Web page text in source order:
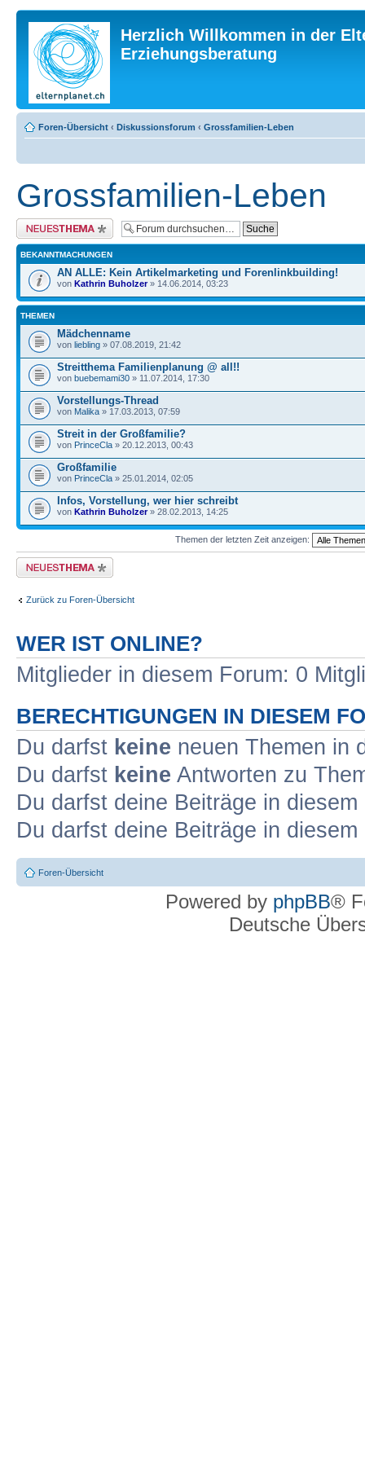
Herzlich Willkommen in der
Erziehungsberatung
Foren-Übersicht ‹ Diskussionsforum ‹ Grossfamilien-Leben
Grossfamilien-Leben
Neues Thema erstellen
BEKANNTMACHUNGEN
AN ALLE: Kein Artikelmarketing und Forenlinkbuilding!
von Kathrin Buholzer» 14.06.2014, 03:23
THEMEN
Mädchenname
von liebling » 07.08.2019, 21:42
Streitthema Familienplanung @ all!!
von buebemami30 » 11.07.2014, 17:30
Vorstellungs-Thread
von Malika » 17.03.2013, 07:59
Streit in der Großfamilie?
von PrinceCla » 20.12.2013, 00:43
Großfamilie
von PrinceCla » 25.01.2014, 02:05
Infos, Vorstellung, wer hier schreibt
von Kathrin Buholzer» 28.02.2013, 14:25
Themen der letzten Zeit anzeigen:
Neues Thema erstellen
Zurück zu Foren-Übersicht
WER IST ONLINE?
Mitglieder in diesem Forum: 0
BERECHTIGUNGEN IN DIESEM
Du darfst keine neuen Themen in
Du darfst keine Antworten zu
Du darfst deine Beiträge in
Du darfst deine Beiträge in
Foren-Übersicht
Powered by phpBB®
Deutsche